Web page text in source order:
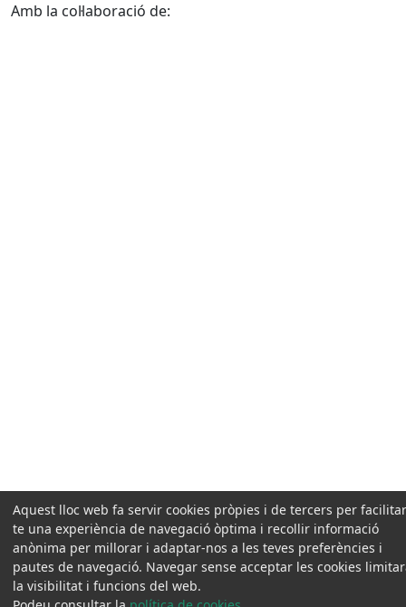
Amb la col·laboració de:
Aquest lloc web fa servir cookies pròpies i de tercers per
te una experiència de navegació òptima i recollir informació
anònima per millorar i adaptar-nos a les teves preferències i
pautes de navegació. Navegar sense acceptar les cookies
la visibilitat i funcions del web.